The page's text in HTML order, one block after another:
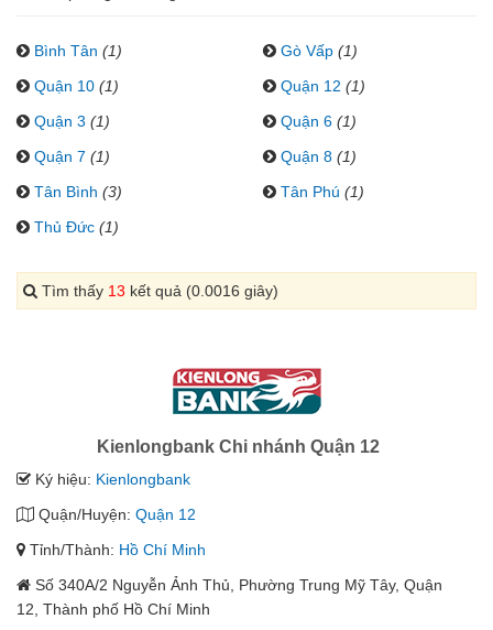
Bình Tân (1) Gò Vấp (1)
Quận 10 (1) Quận 12 (1)
Quận 3 (1) Quận 6 (1)
Quận 7 (1) Quận 8 (1)
Tân Bình (3) Tân Phú (1)
Thủ Đức (1)
Tìm thấy 13 kết quả (0.0016 giây)
Kienlongbank Chi nhánh Quận 12
Ký hiệu: Kienlongbank
Quận/Huyện: Quận 12
Tỉnh/Thành: Hồ Chí Minh
Số 340A/2 Nguyễn Ảnh Thủ, Phường Trung Mỹ Tây, Quận
12, Thành phố Hồ Chí Minh